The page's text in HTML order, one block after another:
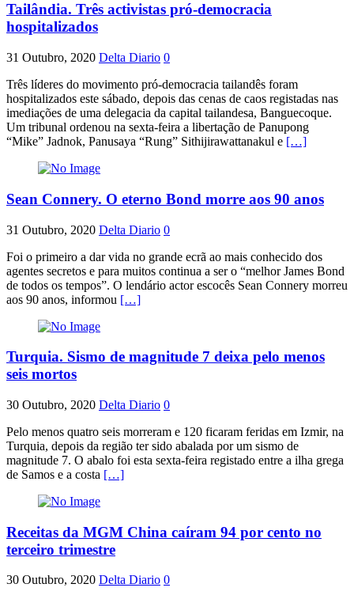
Tailândia. Três activistas pró-democracia
hospitalizados
31 Outubro, 2020 Delta Diario 0
Três líderes do movimento pró-democracia tailandês foram
hospitalizados este sábado, depois das cenas de caos registadas nas
imediações de uma delegacia da capital tailandesa, Banguecoque.
Um tribunal ordenou na sexta-feira a libertação de Panupong
“Mike” Jadnok, Panusaya “Rung” Sithijirawattanakul e […]
Sean Connery. O eterno Bond morre aos 90 anos
31 Outubro, 2020 Delta Diario 0
Foi o primeiro a dar vida no grande ecrã ao mais conhecido dos
agentes secretos e para muitos continua a ser o “melhor James Bond
de todos os tempos”. O lendário actor escocês Sean Connery morreu
aos 90 anos, informou […]
Turquia. Sismo de magnitude 7 deixa pelo menos
seis mortos
30 Outubro, 2020 Delta Diario 0
Pelo menos quatro seis morreram e 120 ficaram feridas em Izmir, na
Turquia, depois da região ter sido abalada por um sismo de
magnitude 7. O abalo foi esta sexta-feira registado entre a ilha grega
de Samos e a costa […]
Receitas da MGM China caíram 94 por cento no
terceiro trimestre
30 Outubro, 2020 Delta Diario 0